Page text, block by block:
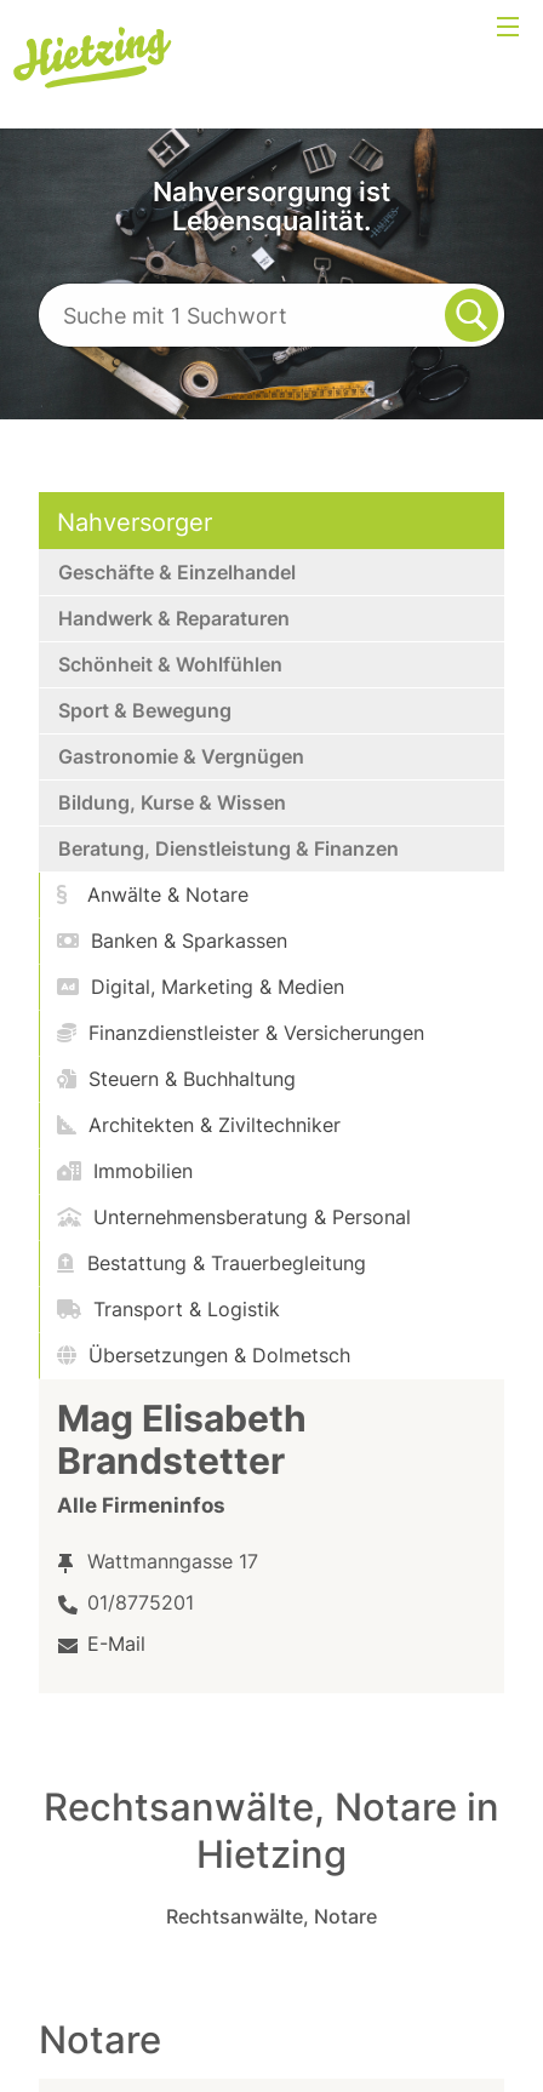
Nahversorgung ist
Lebensqualität.
Nahversorger
Geschäfte & Einzelhandel
Handwerk & Reparaturen
Schönheit & Wohlfühlen
Sport & Bewegung
Gastronomie & Vergnügen
Bildung, Kurse & Wissen
Beratung, Dienstleistung & Finanzen
Anwälte & Notare
Banken & Sparkassen
Digital, Marketing & Medien
Finanzdienstleister & Versicherungen
Steuern & Buchhaltung
Architekten & Ziviltechniker
Immobilien
Unternehmensberatung & Personal
Bestattung & Trauerbegleitung
Transport & Logistik
Übersetzungen & Dolmetsch
Mag Elisabeth
Brandstetter
Alle Firmeninfos
Wattmanngasse 17
01/8775201
E-Mail
Rechtsanwälte, Notare in
Hietzing
Rechtsanwälte, Notare
Notare